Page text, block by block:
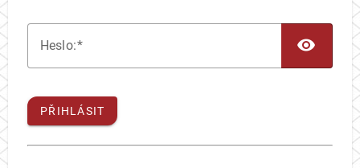
Heslo:
PŘIHLÁSIT